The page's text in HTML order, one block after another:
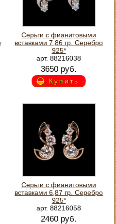
Серьги с фианитовыми
вставками 7,86 гр. Серебро
925*
арт. 88216038
3650 руб.
Купить
Серьги с фианитовыми
вставками 6,87 гр. Серебро
925*
арт. 88216058
2460 руб.